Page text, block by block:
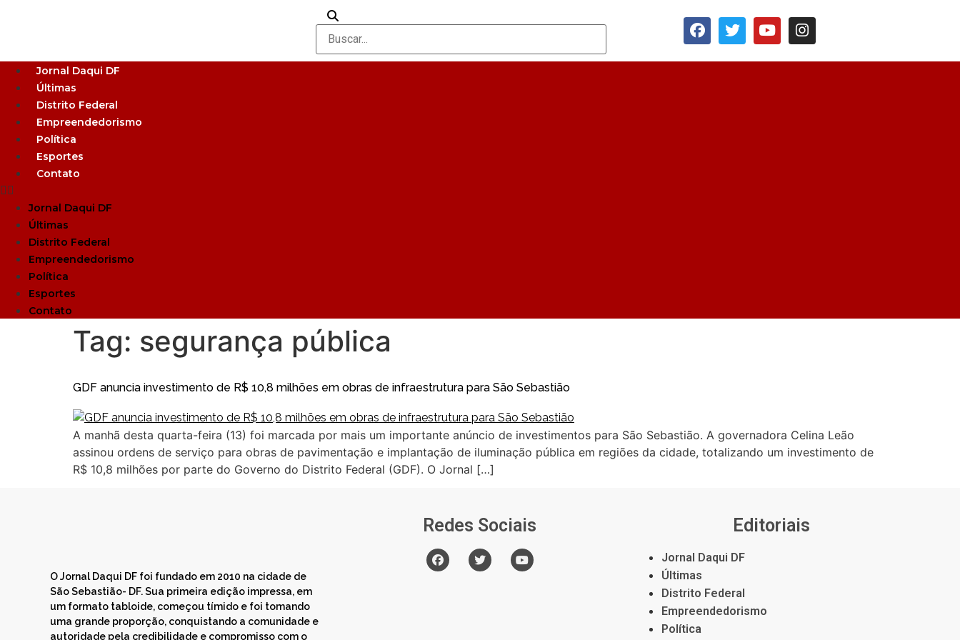
Jornal Daqui DF
Últimas
Distrito Federal
Empreendedorismo
Política
Esportes
Contato
Jornal Daqui DF
Últimas
Distrito Federal
Empreendedorismo
Política
Esportes
Contato
Tag: segurança pública
GDF anuncia investimento de R$ 10,8 milhões em obras de infraestrutura para São Sebastião
A manhã desta quarta-feira (13) foi marcada por mais um importante anúncio de investimentos para São Sebastião. A governadora Celina Leão
assinou ordens de serviço para obras de pavimentação e implantação de iluminação pública em regiões da cidade, totalizando um investimento de
R$ 10,8 milhões por parte do Governo do Distrito Federal (GDF). O Jornal […]
O Jornal Daqui DF foi fundado em 2010 na cidade de
São Sebastião- DF. Sua primeira edição impressa, em
um formato tabloide, começou tímido e foi tomando
uma grande proporção, conquistando a comunidade e
autoridade pela credibilidade e compromisso com o
Redes Sociais Editoriais
Jornal Daqui DF
Últimas
Distrito Federal
Empreendedorismo
Política